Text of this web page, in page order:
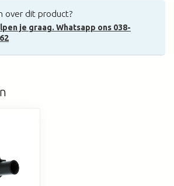
over dit product?
je graag. Whatsapp ons 038-